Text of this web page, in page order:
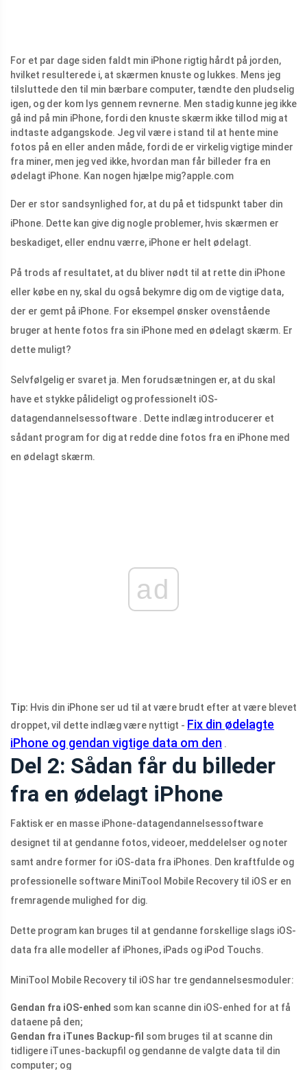
For et par dage siden faldt min iPhone rigtig hårdt på jorden,
hvilket resulterede i, at skærmen knuste og lukkes. Mens jeg
tilsluttede den til min bærbare computer, tændte den pludselig
igen, og der kom lys gennem revnerne. Men stadig kunne jeg ikke
gå ind på min iPhone, fordi den knuste skærm ikke tillod mig at
indtaste adgangskode. Jeg vil være i stand til at hente mine
fotos på en eller anden måde, fordi de er virkelig vigtige minder
fra miner, men jeg ved ikke, hvordan man får billeder fra en
ødelagt iPhone. Kan nogen hjælpe mig?apple.com
Der er stor sandsynlighed for, at du på et tidspunkt taber din
iPhone. Dette kan give dig nogle problemer, hvis skærmen er
beskadiget, eller endnu værre, iPhone er helt ødelagt.
På trods af resultatet, at du bliver nødt til at rette din iPhone
eller købe en ny, skal du også bekymre dig om de vigtige data,
der er gemt på iPhone. For eksempel ønsker ovenstående
bruger at hente fotos fra sin iPhone med en ødelagt skærm. Er
dette muligt?
Selvfølgelig er svaret ja. Men forudsætningen er, at du skal
have et stykke pålideligt og professionelt iOS-
datagendannelsessoftware . Dette indlæg introducerer et
sådant program for dig at redde dine fotos fra en iPhone med
en ødelagt skærm.
ad
Tip: Hvis din iPhone ser ud til at være brudt efter at være blevet
droppet, vil dette indlæg være nyttigt - Fix din ødelagte
iPhone og gendan vigtige data om den .
Del 2: Sådan får du billeder
fra en ødelagt iPhone
Faktisk er en masse iPhone-datagendannelsessoftware
designet til at gendanne fotos, videoer, meddelelser og noter
samt andre former for iOS-data fra iPhones. Den kraftfulde og
professionelle software MiniTool Mobile Recovery til iOS er en
fremragende mulighed for dig.
Dette program kan bruges til at gendanne forskellige slags iOS-
data fra alle modeller af iPhones, iPads og iPod Touchs.
MiniTool Mobile Recovery til iOS har tre gendannelsesmoduler:
Gendan fra iOS-enhed som kan scanne din iOS-enhed for at få
dataene på den;
Gendan fra iTunes Backup-fil som bruges til at scanne din
tidligere iTunes-backupfil og gendanne de valgte data til din
computer; og